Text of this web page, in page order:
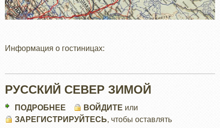
Информация о гостиницах:
РУССКИЙ СЕВЕР ЗИМОЙ
ПОДРОБНЕЕ
РУССКИЙ
ВОЙДИТЕ или
ЗАРЕГИСТРИРУЙТЕСЬ, чтобы оставлять